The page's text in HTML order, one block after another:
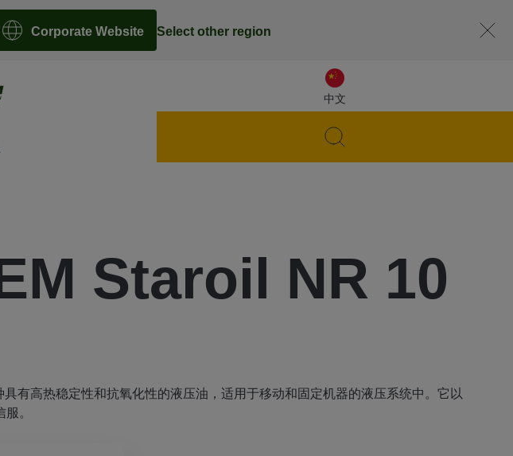
中文
Corporate Website Select other region
Staroil NR 10
有高热稳定性和抗氧化性的液压油，适用于移动和固定机器的液压系统中。它以
。